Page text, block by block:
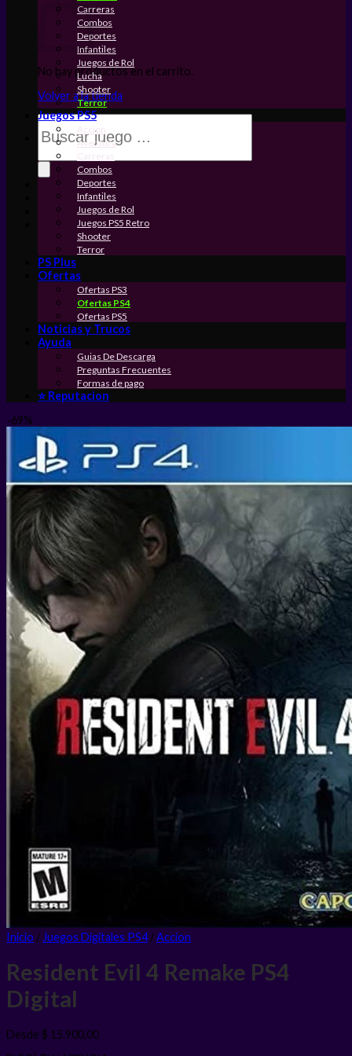
No hay productos en el carrito.
Volver a la tienda
Búsqueda
de
productos
Carreras
Combos
Deportes
Infantiles
Juegos de Rol
Lucha
Shooter
Terror
Juegos PS5
Accion
Aventura
Carreras
Combos
Deportes
Infantiles
Juegos de Rol
Juegos PS5 Retro
Shooter
Terror
PS Plus
Ofertas
Ofertas PS3
Ofertas PS4
Ofertas PS5
Noticias y Trucos
Ayuda
Guias De Descarga
Preguntas Frecuentes
Formas de pago
⭐ Reputacion
-69%
Inicio / Juegos Digitales PS4 /Accion
Resident Evil 4 Remake PS4
Digital
Desde $ 15.900,00